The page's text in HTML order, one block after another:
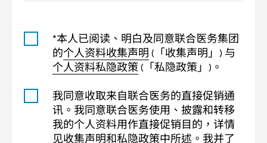
*本人已阅读、明白及同意联合医务集团
的个人资料收集声明 (「收集声明」) 与
个人资料私隐政策(「私隐政策」)。
我同意收取来自联合医务的直接促销通
讯。我同意联合医务使用、披露和转移
我的个人资料用作直接促销目的，详情
见收集声明和私隐政策中所述。我并了